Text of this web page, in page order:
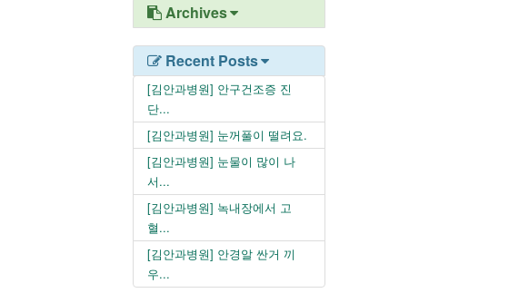
Archives
Recent Posts
[김안과병원] 안구건조증 진
단...
[김안과병원] 눈꺼풀이 떨려요.
[김안과병원] 눈물이 많이 나
서...
[김안과병원] 녹내장에서 고
혈...
[김안과병원] 안경알 싼거 끼
우...